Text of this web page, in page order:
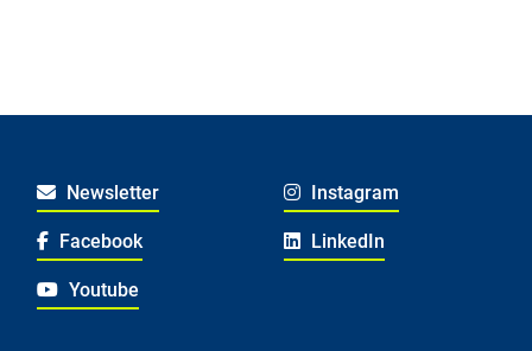
Newsletter Instagram
Facebook LinkedIn
Youtube